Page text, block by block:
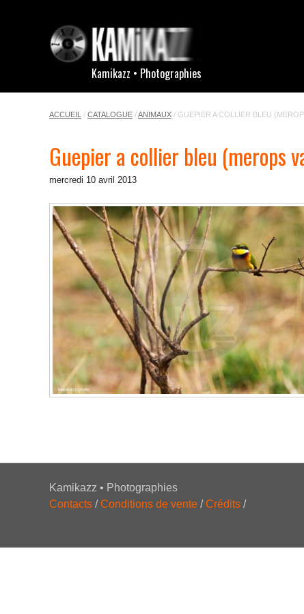
Kamikazz • Photographies
ACCUEIL / CATALOGUE /ANIMAUX / GUEPIER A COLLIER BLEU
Guepier a collier bleu (merops
mercredi 10 avril 2013
Kamikazz • Photographies
Contacts /Conditions de vente /Crédits /